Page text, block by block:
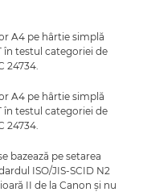
A4 pe hârtie simplă
în testul categoriei de
24734.
A4 pe hârtie simplă
în testul categoriei de
24734.
bazează pe setarea
ISO/JIS-SCID N2
II de la Canon şi nu